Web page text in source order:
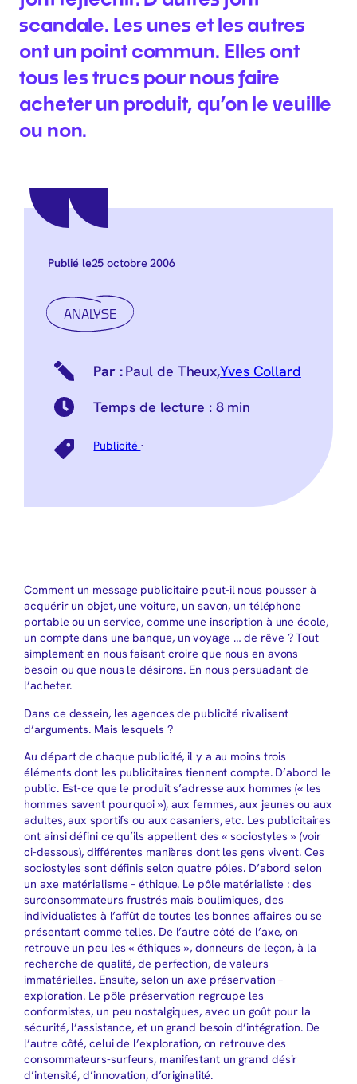
scandale. Les unes et les autres
ont un point commun. Elles ont
tous les trucs pour nous faire
acheter un produit, qu’on le veuille
ou non.
Publié le25 octobre 2006
ANALYSE
Paul de Theux,Yves Collard
Temps de lecture : 8 min
Publicité ·
Comment un message publicitaire peut-il nous pousser à
acquérir un objet, une voiture, un savon, un téléphone
portable ou un service, comme une inscription à une école,
un compte dans une banque, un voyage … de rêve ? Tout
simplement en nous faisant croire que nous en avons
besoin ou que nous le désirons. En nous persuadant de
l’acheter.
Dans ce dessein, les agences de publicité rivalisent
d’arguments. Mais lesquels ?
Au départ de chaque publicité, il y a au moins trois
éléments dont les publicitaires tiennent compte. D’abord le
public. Est-ce que le produit s’adresse aux hommes (« les
hommes savent pourquoi »), aux femmes, aux jeunes ou aux
adultes, aux sportifs ou aux casaniers, etc. Les publicitaires
ont ainsi défini ce qu’ils appellent des « sociostyles » (voir
ci-dessous), différentes manières dont les gens vivent. Ces
sociostyles sont définis selon quatre pôles. D’abord selon
un axe matérialisme – éthique. Le pôle matérialiste : des
surconsommateurs frustrés mais boulimiques, des
individualistes à l’affût de toutes les bonnes affaires ou se
présentant comme telles. De l’autre côté de l’axe, on
retrouve un peu les « éthiques », donneurs de leçon, à la
recherche de qualité, de perfection, de valeurs
immatérielles. Ensuite, selon un axe préservation –
exploration. Le pôle préservation regroupe les
conformistes, un peu nostalgiques, avec un goût pour la
sécurité, l’assistance, et un grand besoin d’intégration. De
l’autre côté, celui de l’exploration, on retrouve des
consommateurs-surfeurs, manifestant un grand désir
d’intensité, d’innovation, d’originalité.